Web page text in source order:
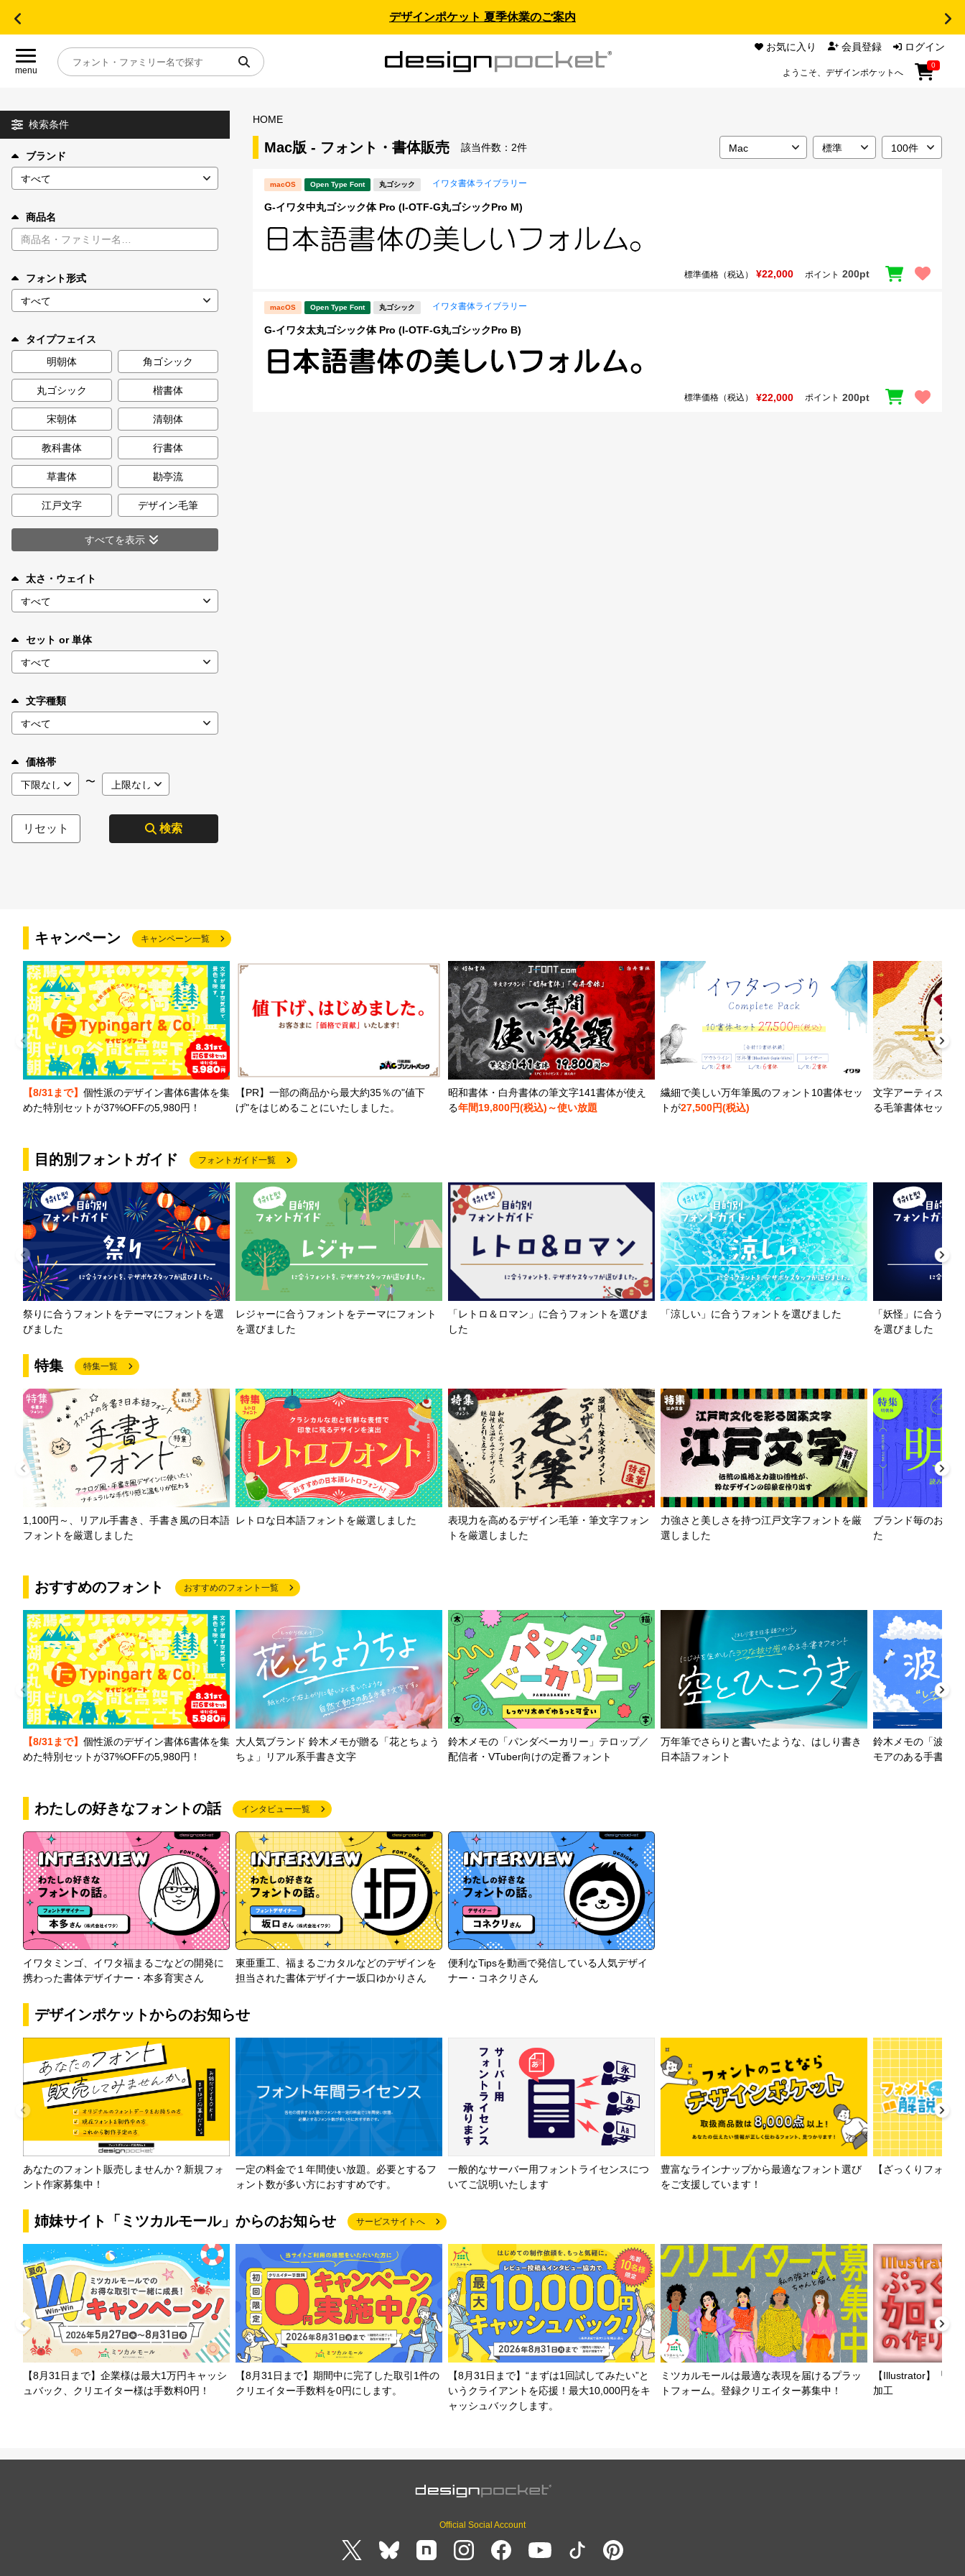
デザインポケット 夏季休業のご案内
menu
お気に入り 会員登録 ログイン
ようこそ、デザインポケットへ
0
目的別フォントガイド
特集
年間ライセンス商品
キャンペーン一覧
カート 0
マイページ
お気に入り
ご利用ガイド
お問い合わせ
検索条件
ブランド
商品名
フォント形式
タイプフェイス
明朝体
角ゴシック
丸ゴシック 楷書体
宋朝体 清朝体
教科書体 行書体
草書体 勘亭流
江戸文字 デザイン毛筆
すべてを表示
太さ・ウェイト
セット or 単体
文字種類
価格帯
〜
リセット 検索
HOME
Mac版 - フォント・書体販売 該当件数： 2件
macOS Open Type Font 丸ゴシック イワタ書体ライブラリー
G-イワタ中丸ゴシック体 Pro (I-OTF-G丸ゴシックPro M)
標準価格（税込） ¥22,000 ポイント 200pt
macOS Open Type Font 丸ゴシック イワタ書体ライブラリー
G-イワタ太丸ゴシック体 Pro (I-OTF-G丸ゴシックPro B)
標準価格（税込） ¥22,000 ポイント 200pt
キャンペーン キャンペーン一覧
【8/31まで】 個性派のデザイン書体6書体を集
めた特別セットが37%OFFの5,980円！
【PR】一部の商品から最大約35％の"値下
げ"をはじめることにいたしました。
昭和書体・白舟書体の筆文字141書体が使え
る年間19,800円(税込)～使い放題
繊細で美しい万年筆風のフォント10書体セッ
トが27,500円(税込)
文字アーティスト
る毛筆書体セットが
目的別フォントガイド フォントガイド一覧
祭りに合うフォントをテーマにフォントを選
びました
レジャーに合うフォントをテーマにフォント
を選びました
「レトロ＆ロマン」に合うフォントを選びま
した
「涼しい」に合うフォントを選びました
「妖怪」に合うフ
を選びました
特集 特集一覧
1,100円～、リアル手書き、手書き風の日本語
フォントを厳選しました
レトロな日本語フォントを厳選しました
表現力を高めるデザイン毛筆・筆文字フォン
トを厳選しました
力強さと美しさを持つ江戸文字フォントを厳
選しました
ブランド毎のおす
た
おすすめのフォント おすすめのフォント一覧
【8/31まで】 個性派のデザイン書体6書体を集
めた特別セットが37%OFFの5,980円！
大人気ブランド 鈴木メモが贈る「花とちょう
ちょ」リアル系手書き文字
鈴木メモの「パンダベーカリー」テロップ／
配信者・VTuber向けの定番フォント
万年筆でさらりと書いたような、はしり書き
日本語フォント
鈴木メモの「波と
モアのある手書き
わたしの好きなフォントの話 インタビュー一覧
イワタミンゴ、イワタ福まるごなどの開発に
携わった書体デザイナー・本多育実さん
東亜重工、福まるごカタルなどのデザインを
担当された書体デザイナー坂口ゆかりさん
便利なTipsを動画で発信している人気デザイ
ナー・コネクリさん
デザインポケットからのお知らせ
あなたのフォント販売しませんか？新規フォ
ント作家募集中！
一定の料金で１年間使い放題。必要とするフ
ォント数が多い方におすすめです。
一般的なサーバー用フォントライセンスにつ
いてご説明いたします
豊富なラインナップから最適なフォント選び
をご支援しています！
【ざっくりフォン
姉妹サイト「ミツカルモール」からのお知らせ サービスサイトへ
【8月31日まで】企業様は最大1万円キャッシ
ュバック、クリエイター様は手数料0円！
【8月31日まで】期間中に完了した取引1件の
クリエイター手数料を0円にします。
【8月31日まで】“まずは1回試してみたい”と
いうクライアントを応援！最大10,000円をキ
ャッシュバックします。
ミツカルモールは最適な表現を届けるプラッ
トフォーム。登録クリエイター募集中！
【Illustrator】「3D
加工
Official Social Account